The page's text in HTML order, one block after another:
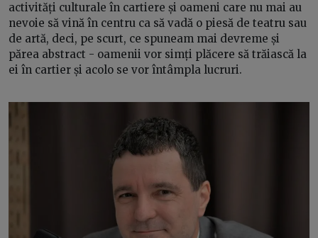
activități culturale în cartiere și oameni care nu mai au
nevoie să vină în centru ca să vadă o piesă de teatru sau
de artă, deci, pe scurt, ce spuneam mai devreme și
părea abstract - oamenii vor simți plăcere să trăiască la
ei în cartier și acolo se vor întâmpla lucruri.